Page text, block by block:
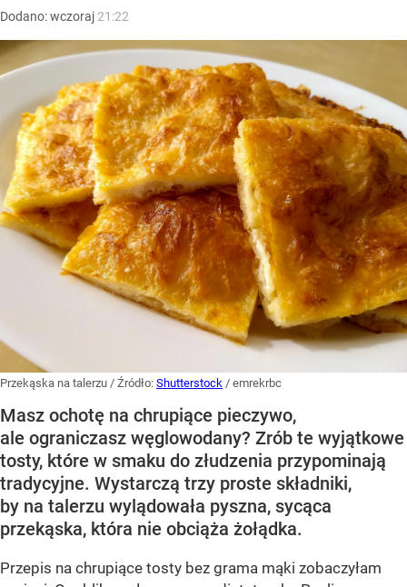
Dodano:wczoraj 21:22
Przekąska na talerzu / Źródło: Shutterstock / emrekrbc
Masz ochotę na chrupiące pieczywo,
ale ograniczasz węglowodany? Zrób te wyjątkowe
tosty, które w smaku do złudzenia przypominają
tradycyjne. Wystarczą trzy proste składniki,
by na talerzu wylądowała pyszna, sycąca
przekąska, która nie obciąża żołądka.
Przepis na chrupiące tosty bez grama mąki zobaczyłam